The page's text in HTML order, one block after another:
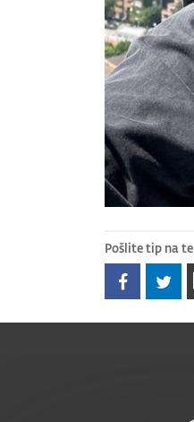
Pošlite tip na